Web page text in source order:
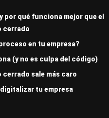
por qué funciona mejor que el
cerrado
en tu empresa?
(y no es culpa del código)
cerrado sale más caro
tu empresa